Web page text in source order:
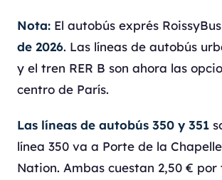
Nota: El autobús exprés
de 2026. Las líneas de autobús
y el tren RER B son ahora las
centro de París.
Las líneas de autobús 350 y 351
línea 350 va a Porte de la
Nation. Ambas cuestan 2,50 €